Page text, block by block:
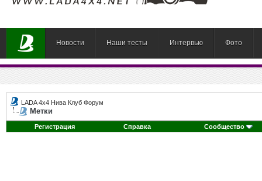
Новости Наши тесты Интервью Фото
LADA 4x4 Нива Клуб Форум
Метки
Регистрация Справка Сообщество